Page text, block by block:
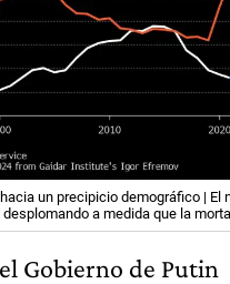
un precipicio demográfico | El
a medida que la
Gobierno de Putin